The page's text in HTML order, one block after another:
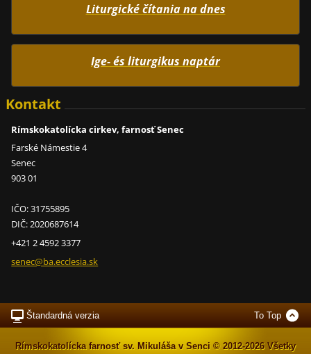
Liturgické čítania na dnes
Ige- és liturgikus naptár
Kontakt
Rímskokatolícka cirkev, farnosť Senec
Farské Námestie 4
Senec
903 01
IČO: 31755895
DIČ: 2020687614
+421 2 4592 3377
senec@ba.ecclesia.sk
Štandardná verzia To Top
Rímskokatolícka farnosť sv. Mikuláša v Senci © 2012-2026 Všetky